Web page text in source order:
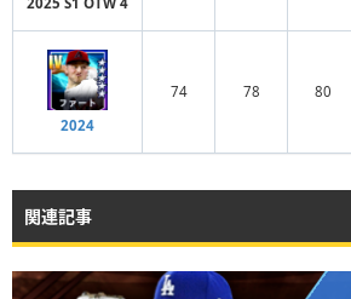
2024
74 78 80
関連記事